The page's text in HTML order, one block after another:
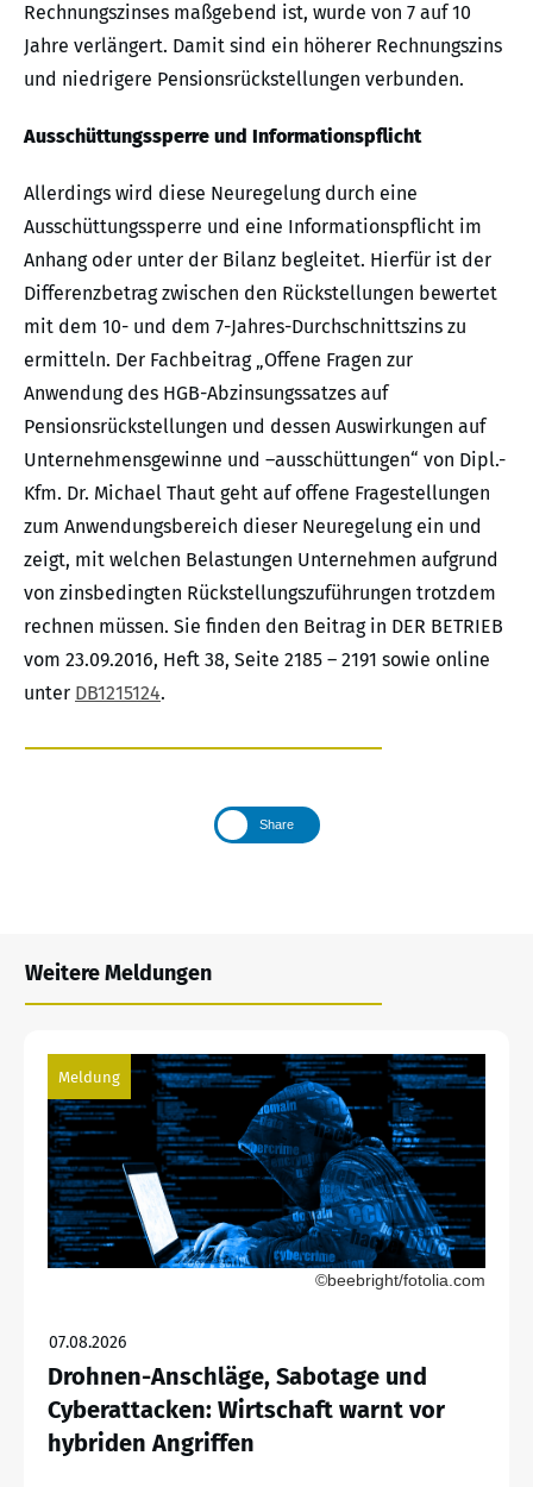
Rechnungszinses maßgebend ist, wurde von 7 auf 10
Jahre verlängert. Damit sind ein höherer Rechnungszins
und niedrigere Pensionsrückstellungen verbunden.
Ausschüttungssperre und Informationspflicht
Allerdings wird diese Neuregelung durch eine
Ausschüttungssperre und eine Informationspflicht im
Anhang oder unter der Bilanz begleitet. Hierfür ist der
Differenzbetrag zwischen den Rückstellungen bewertet
mit dem 10- und dem 7-Jahres-Durchschnittszins zu
ermitteln. Der Fachbeitrag „Offene Fragen zur
Anwendung des HGB-Abzinsungssatzes auf
Pensionsrückstellungen und dessen Auswirkungen auf
Unternehmensgewinne und –ausschüttungen“ von Dipl.-
Kfm. Dr. Michael Thaut geht auf offene Fragestellungen
zum Anwendungsbereich dieser Neuregelung ein und
zeigt, mit welchen Belastungen Unternehmen aufgrund
von zinsbedingten Rückstellungszuführungen trotzdem
rechnen müssen. Sie finden den Beitrag in DER BETRIEB
vom 23.09.2016, Heft 38, Seite 2185 – 2191 sowie online
unter DB1215124.
Share
Weitere Meldungen
Meldung
©beebright/fotolia.com
07.08.2026
Drohnen-Anschläge, Sabotage und
Cyberattacken: Wirtschaft warnt vor
hybriden Angriffen